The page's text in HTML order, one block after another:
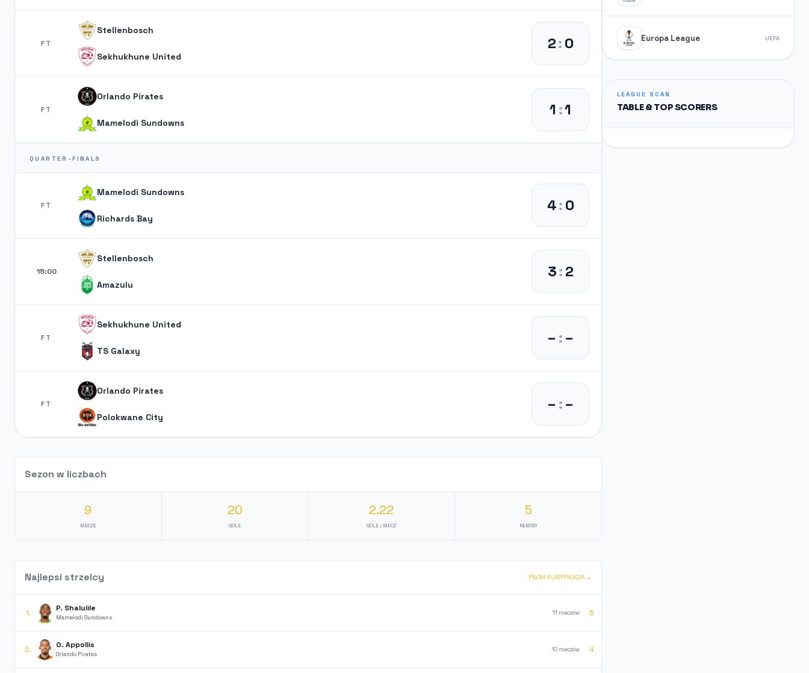
FT
Stellenbosch
Sekhukhune United
2:0
FT
Orlando Pirates
Mamelodi Sundowns
1 :1
QUARTER-FINALS
FT
Mamelodi Sundowns
Richards Bay
4:0
15:00
Stellenbosch
Amazulu
3:2
FT
Sekhukhune United
TS Galaxy
– :–
FT
Orlando Pirates
Polokwane City
– :–
Sezon w liczbach
9
MECZE
20
GOLE
2.22
GOLE / MECZ
5
REMISY
Najlepsi strzelcy PEŁNA KLASYFIKACJA →
1. P. Shalulile
Mamelodi Sundowns
11 meczów 5
2. O. Appollis
Orlando Pirates
10 meczów 4
Europa League UEFA
LEAGUE SCAN
TABLE & TOP SCORERS